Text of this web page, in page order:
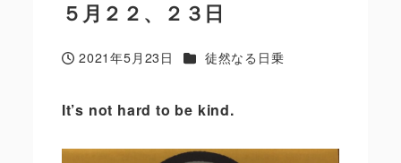
５月２２、２３日
投稿日
2021年5月23日 カテゴリー
徒然なる日乗
It’s not hard to be kind.